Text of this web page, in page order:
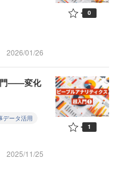
2026/01/26
0
門——変化
データ活用
2025/11/25
1